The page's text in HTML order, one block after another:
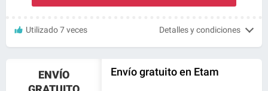
Utilizado 7 veces Detalles y condiciones
ENVÍO
Envío gratuito en Etam